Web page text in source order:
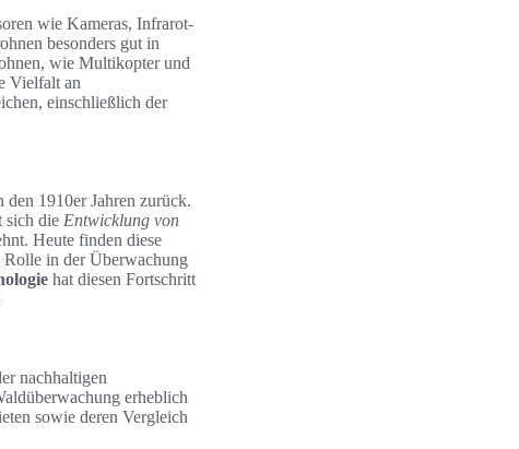
wie Kameras, Infrarot-
besonders gut in
wie Multikopter und
Vielfalt an
einschließlich der
1910er Jahren zurück.
sich die Entwicklung von
Heute finden diese
in der Überwachung
hat diesen Fortschritt
nachhaltigen
erheblich
sowie deren Vergleich